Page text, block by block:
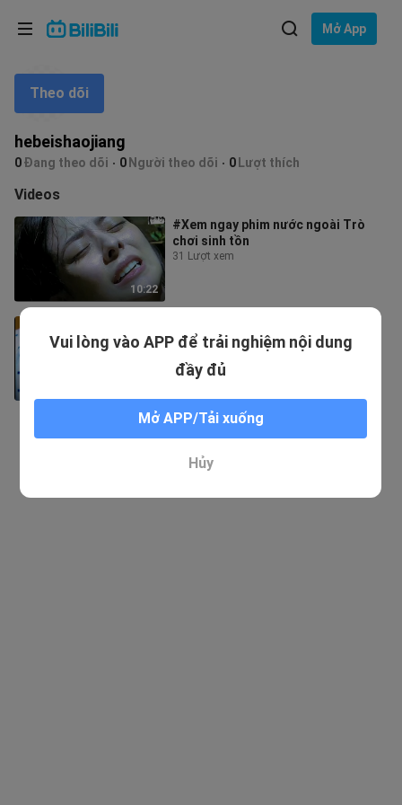
Mở App
hebeishaojiang
0Đang theo dõi 0 Người theo dõi 0 Lượt thích
Theo dõi
Videos
10:22
#Xem ngay phim nước ngoài Trò
chơi sinh tồn
31 Lượt xem
phim #Mười nghìn người theo dõi
dùng Kuaishou Video
Ngôn ngữ: Tiếng Việt
Lựa chọn ngôn ngữ
English
Tiếng Việt
Bahasa Melayu
Vui lòng vào APP để trải nghiệm nội dung
đầy đủ
Mở APP/Tải xuống
Hủy